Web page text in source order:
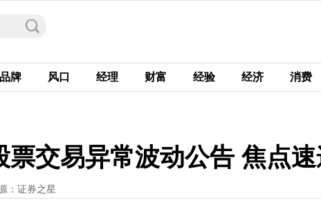
品牌 风口 经理 财富 经验 经济 消费
票交易异常波动公告 焦点
：证券之星